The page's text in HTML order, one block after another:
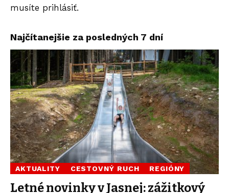
musíte prihlásiť.
Najčítanejšie za posledných 7 dní
AKTUALITY CESTOVNÝ RUCH REGIÓNY
Letné novinky v Jasnej: zážitkový